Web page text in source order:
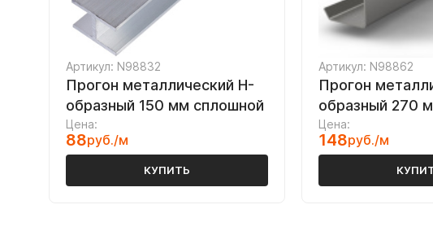
Артикул: N98832
Прогон металлический H-
образный 150 мм сплошной
Цена:
88руб./м
КУПИТЬ
Артикул: N98862
Прогон
образный 270
Цена:
148руб./м